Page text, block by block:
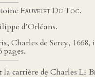
Fauvelet Du Toc.
d’Orléans.
Charles de Sercy, 1668,
pages.
la carrière de Charles Le